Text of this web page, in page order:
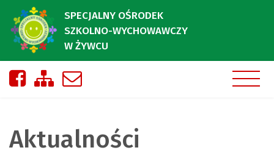
SPECJALNY OŚRODEK
SZKOLNO-WYCHOWAWCZY
W ŻYWCU
Nasza strona na Facebooku
Zobacz mapę strony
Aktualności